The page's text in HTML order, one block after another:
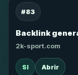
#83
Backlink
2k-sport.com
SI Abrir